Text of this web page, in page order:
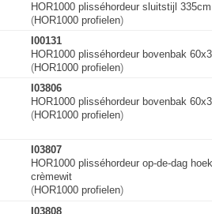
HOR1000 plisséhordeur sluitstijl
(HOR1000 profielen)
I00131
HOR1000 plisséhordeur bovenbak
(HOR1000 profielen)
I03806
HOR1000 plisséhordeur bovenbak
(HOR1000 profielen)
I03807
HOR1000 plisséhordeur op-de-dag
crèmewit
(HOR1000 profielen)
I03808